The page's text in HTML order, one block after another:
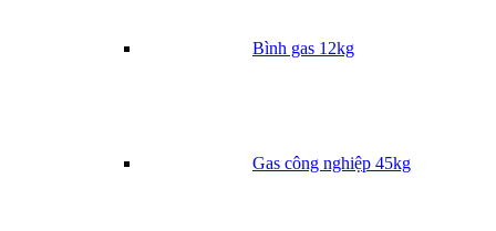
Bình gas 12kg
Gas công nghiệp 45kg